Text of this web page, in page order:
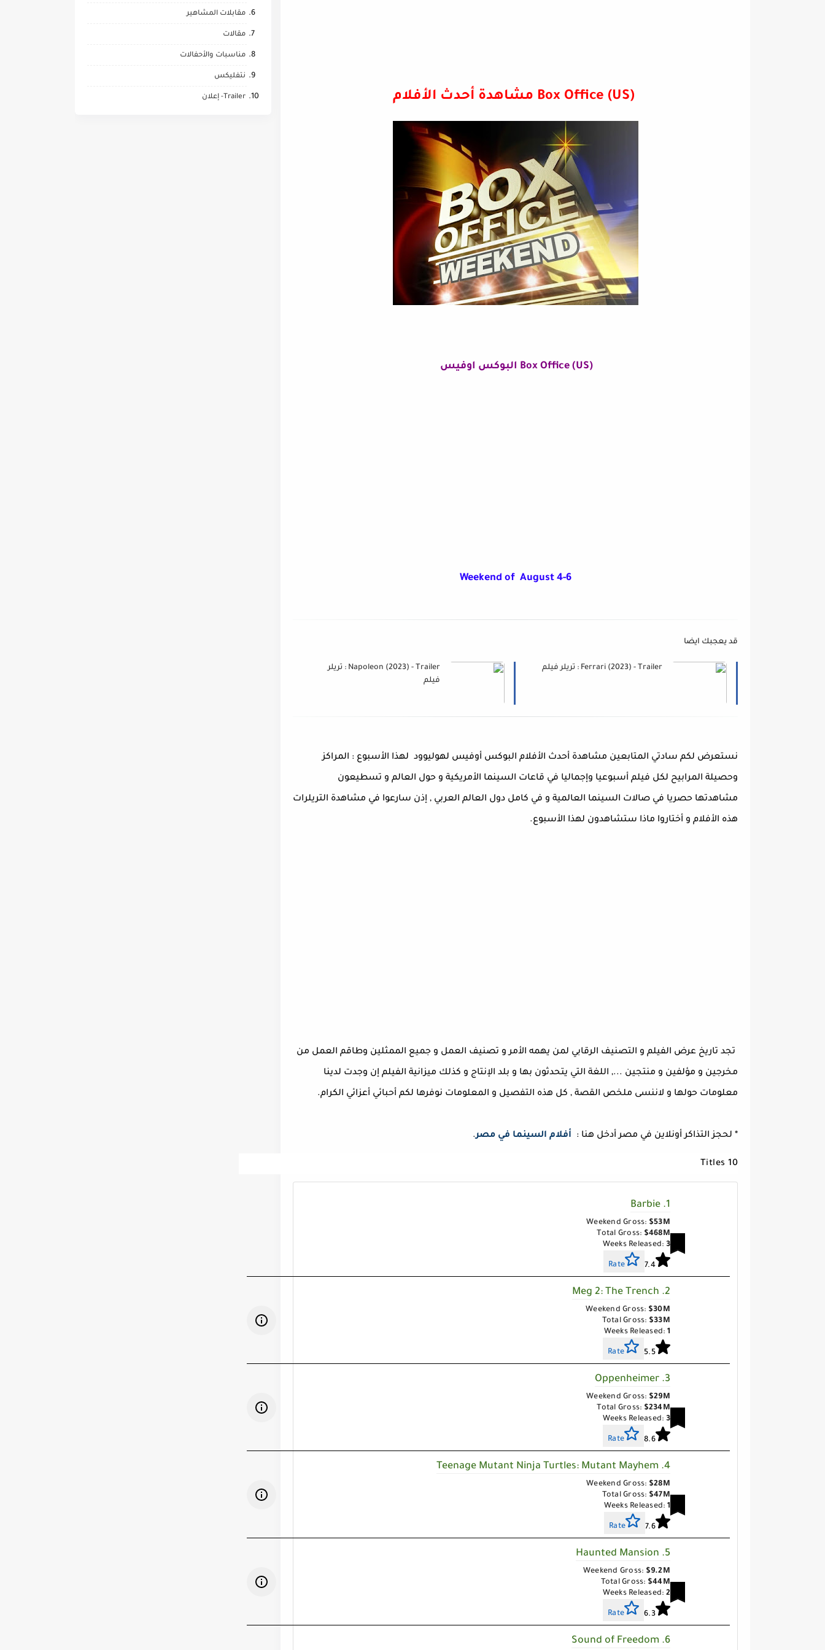
Box Office (US) البوكس اوفيس
Weekend of August 4-6
قد يعجبك ايضا
Ferrari (2023) - Trailer : تريلر فيلم
Napoleon (2023) - Trailer : تريلر
فيلم
نستعرض لكم سادتي المتابعين مشاهدة أحدث الأفلام البوكس أوفيس لهوليوود لهذا الأسبوع : المراكز
وحصيلة المرابيح لكل فيلم أسبوعيا وإجماليا في قاعات السينما الأمريكية و حول العالم و تسطيعون
مشاهدتها حصريا في صالات السينما العالمية و في كامل دول العالم العربي , إذن سارعوا في مشاهدة التريلرات
هذه الأفلام و أختاروا ماذا ستشاهدون لهذا الأسبوع.
تجد تاريخ عرض الفيلم و التصنيف الرقابي لمن يهمه الأمر و تصنيف العمل و جميع الممثلين وطاقم العمل من
مخرجين و مؤلفين و منتجين ..., اللغة التي يتحدثون بها و بلد الإنتاج و كذلك ميزانية الفيلم إن وجدت لدينا
معلومات حولها و لاننسى ملخص القصة , كل هذه التفصيل و المعلومات نوفرها لكم أحبائي أعزائي الكرام.
* لحجز التذاكر أونلاين في مصر أدخل هنا : أفلام السينما في مصر.
10 Titles
1. Barbie
Weekend Gross: $53M
Total Gross: $468M
Weeks Released: 3
7.4
Rate
2. Meg 2: The Trench
Weekend Gross: $30M
Total Gross: $33M
Weeks Released: 1
5.5
Rate
3. Oppenheimer
Weekend Gross: $29M
Total Gross: $234M
Weeks Released: 3
8.6
Rate
4. Teenage Mutant Ninja Turtles: Mutant Mayhem
Weekend Gross: $28M
Total Gross: $47M
Weeks Released: 1
7.6
Rate
5. Haunted Mansion
Weekend Gross: $9.2M
Total Gross: $44M
Weeks Released: 2
6.3
Rate
6. Sound of Freedom
مقابلات المشاهير
مقالات
مناسبات والأحفالات
نتفليكس
Trailer- إعلان